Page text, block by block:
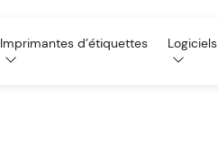
Imprimantes d’étiquettes Logiciels